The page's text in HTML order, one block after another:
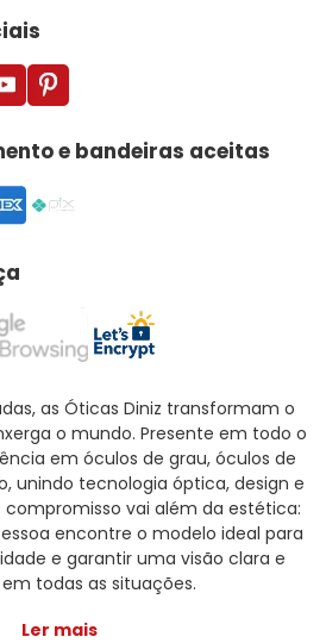
e bandeiras aceitas
as Óticas Diniz transformam o
o mundo. Presente em todo o
em óculos de grau, óculos de
unindo tecnologia óptica, design e
compromisso vai além da estética:
encontre o modelo ideal para
e garantir uma visão clara e
todas as situações.
Ler mais